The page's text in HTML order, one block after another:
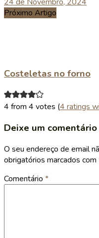
Próximo Artigo
Costeletas no forno
4 from 4 votes (4 ratings
Deixe um comentário
O seu endereço de email
obrigatórios marcados com
Comentário *